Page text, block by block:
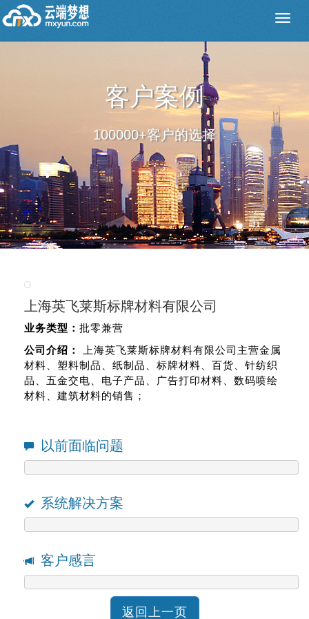
客户案例
100000+客户的选择
上海英飞莱斯标牌材料有限公司
业务类型： 批零兼营
公司介绍：
上海英飞莱斯标牌材料有限公司主营金属
材料、塑料制品、纸制品、标牌材料、百货、针纺织
品、五金交电、电子产品、广告打印材料、数码喷绘
材料、建筑材料的销售；
以前面临问题
系统解决方案
客户感言
返回上一页